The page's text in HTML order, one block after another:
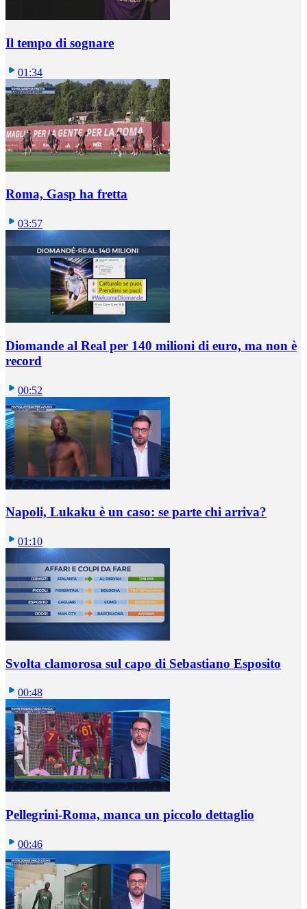
Il tempo di sognare
01:34
Roma, Gasp ha fretta
03:57
Diomande al Real per 140 milioni di euro, ma non è
record
00:52
Napoli, Lukaku è un caso: se parte chi arriva?
01:10
Svolta clamorosa sul capo di Sebastiano Esposito
00:48
Pellegrini-Roma, manca un piccolo dettaglio
00:46